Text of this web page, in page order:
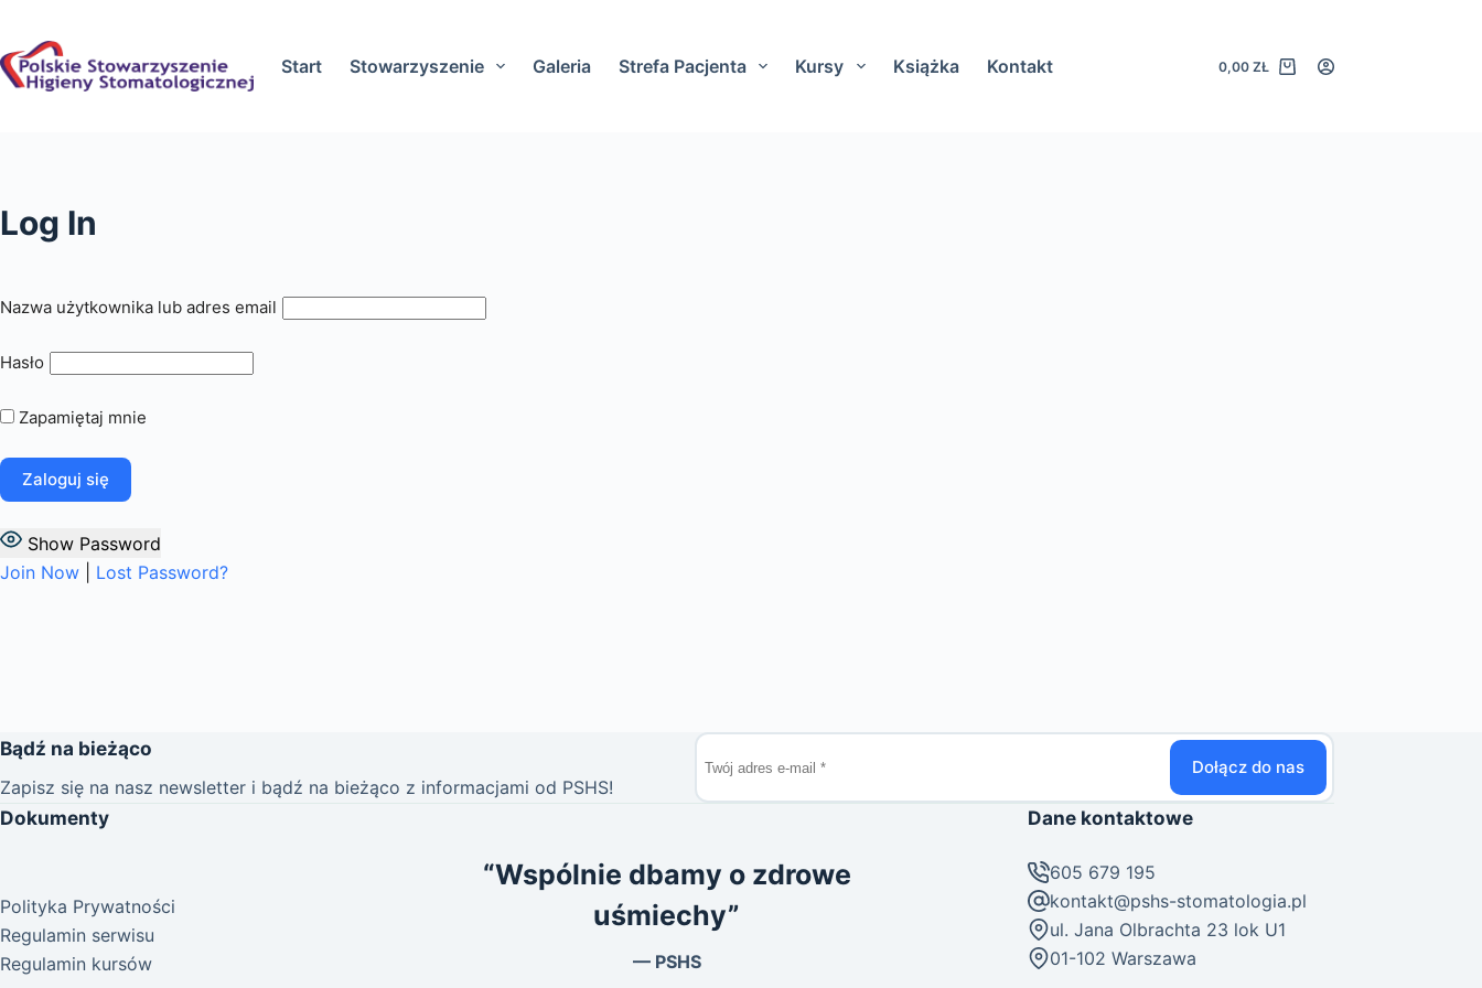
treści
Start Stowarzyszenie Galeria Strefa Pacjenta Kursy Książka Kontakt
Koszyk
0,00ZŁ
Log In
Nazwa użytkownika lub adres email
Hasło
Zapamiętaj mnie
Show Password
Join Now
Lost Password?
Bądź na bieżąco
Zapisz się na nasz newsletter i bądź na bieżąco z informacjami od PSHS!
Dołącz do nas
Dokumenty
Polityka Prywatności
Regulamin serwisu
Regulamin kursów
“Wspólnie dbamy o zdrowe
uśmiechy”
— PSHS
Dane kontaktowe
605 679 195
kontakt@pshs-stomatologia.pl
ul. Jana Olbrachta 23 lok U1
01-102 Warszawa